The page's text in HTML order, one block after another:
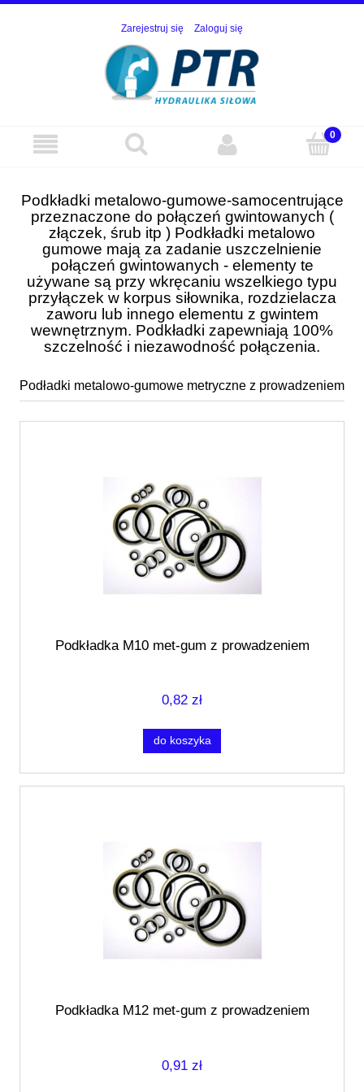
Zarejestruj się Zaloguj się
Podkładki metalowo-gumowe-samocentrujące
przeznaczone do połączeń gwintowanych (
złączek, śrub itp ) Podkładki metalowo
gumowe mają za zadanie uszczelnienie
połączeń gwintowanych - elementy te
używane są przy wkręcaniu wszelkiego typu
przyłączek w korpus siłownika, rozdzielacza
zaworu lub innego elementu z gwintem
wewnętrznym. Podkładki zapewniają 100%
szczelność i niezawodność połączenia.
Podładki metalowo-gumowe metryczne z prowadzeniem
Podkładka M10 met-gum z prowadzeniem
0,82 zł
do koszyka
Podkładka M12 met-gum z prowadzeniem
0,91 zł